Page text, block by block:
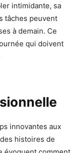
intimidante, sa
tâches peuvent
à demain. Ce
qui doivent
innovantes aux
histoires de